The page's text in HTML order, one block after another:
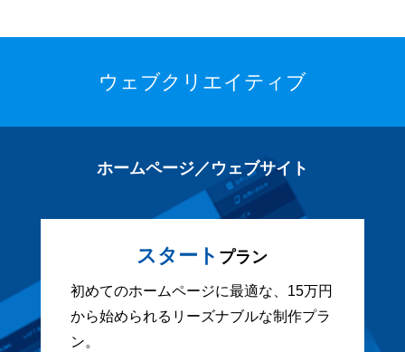
ウェブクリエイティブ
ホームページ／ウェブサイト
スタート プラン
初めてのホームページに最適な、15万円
から始められるリーズナブルな制作プラ
ン。